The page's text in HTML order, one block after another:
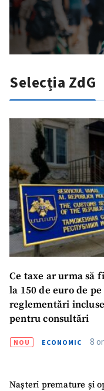
Trimite o informație
in English
Selecția ZdG
Ce taxe ar urma să
la 150 de euro de
reglementări
pentru consultări
NOU ECONOMIC 8
Nașteri premature și